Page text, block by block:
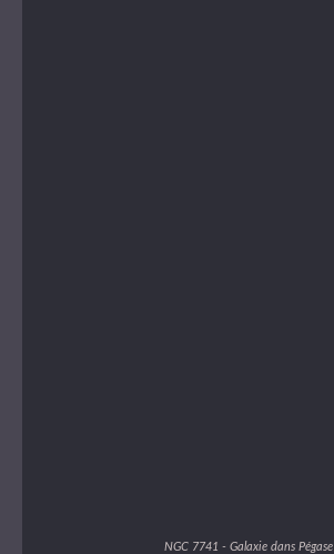
NGC 7741 - Galaxie dans Pégase